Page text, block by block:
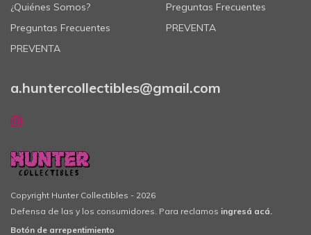
¿Quiénes Somos?
Preguntas Frecuentes
PREVENTA
Preguntas Frecuentes
PREVENTA
a.huntercollectibles@gmail.com
Copyright Hunter Collectibles - 2026
Defensa de las y los consumidores. Para reclamos ingresá acá.
Botón de arrepentimiento